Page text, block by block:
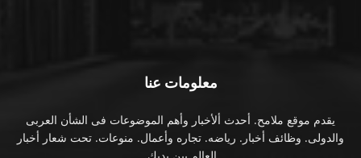
معلومات عنا
يقدم موقع ملامح. أحدث ألأخبار وأهم الموضوعات فى الشأن العربى
والدولى. وظائف أخبار. رياضه. تجاره وأعمال. منوعات. تحت شعار أخبار